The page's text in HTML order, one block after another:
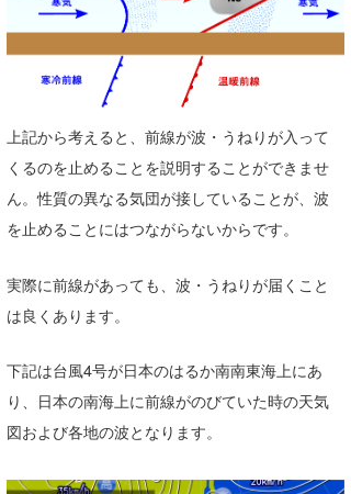
上記から考えると、前線が波・うねりが入って
くるのを止めることを説明することができませ
ん。性質の異なる気団が接していることが、波
を止めることにはつながらないからです。
実際に前線があっても、波・うねりが届くこと
は良くあります。
下記は台風4号が日本のはるか南南東海上にあ
り、日本の南海上に前線がのびていた時の天気
図および各地の波となります。
たっちー
ハンマー
三輪予報士
小川予報士
SancheZ
ゴン
米山予報士